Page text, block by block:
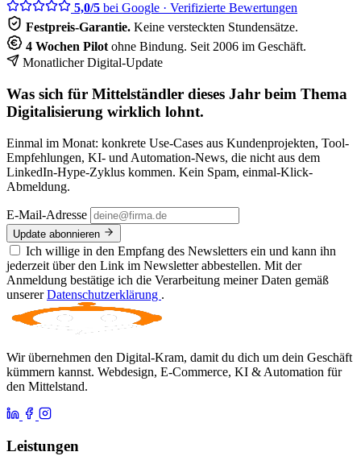
5,0/5 bei Google · Verifizierte Bewertungen
Festpreis-Garantie. Keine versteckten Stundensätze.
4 Wochen Pilot ohne Bindung. Seit 2006 im Geschäft.
Monatlicher Digital-Update
Was sich für Mittelständler dieses Jahr beim Thema
Digitalisierung wirklich lohnt.
Einmal im Monat: konkrete Use-Cases aus Kundenprojekten, Tool-
Empfehlungen, KI- und Automation-News, die nicht aus dem
LinkedIn-Hype-Zyklus kommen. Kein Spam, einmal-Klick-
Abmeldung.
E-Mail-Adresse
Update abonnieren
Ich willige in den Empfang des Newsletters ein und kann ihn
jederzeit über den Link im Newsletter abbestellen. Mit der
Anmeldung bestätige ich die Verarbeitung meiner Daten gemäß
unsererDatenschutzerklärung .
Wir übernehmen den Digital-Kram, damit du dich um dein Geschäft
kümmern kannst. Webdesign, E-Commerce, KI & Automation für
den Mittelstand.
Leistungen